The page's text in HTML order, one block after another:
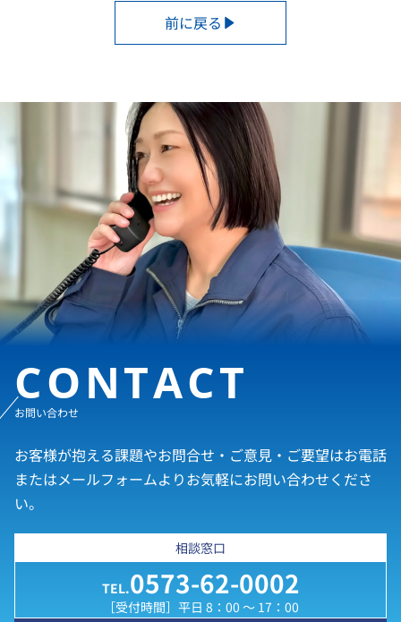
前に戻る
CONTACT
お問い合わせ
お客様が抱える課題やお問合せ・ご意見・ご要望はお電話
またはメールフォームよりお気軽にお問い合わせくださ
い。
相談窓口
TEL.0573-62-0002
［受付時間］平日 8：00 ～ 17：00